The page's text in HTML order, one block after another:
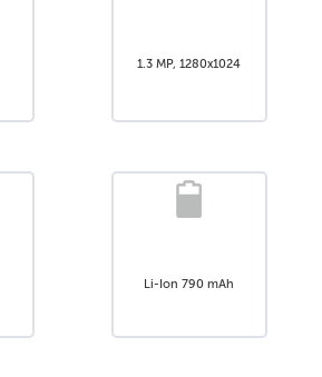
1.3 MP, 1280x1024
Li-Ion 790 mAh